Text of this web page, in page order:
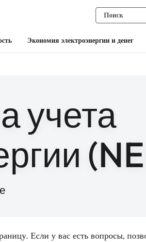
Экономия электроэнергии и денег
учета
Если у вас есть вопросы,